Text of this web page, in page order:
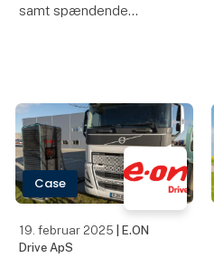
samt spændende
er i vente, når
Skandinaviens førende
transportmesse samler
toneangivende aktører
Case
19. februar 2025
| E.ON
Drive ApS